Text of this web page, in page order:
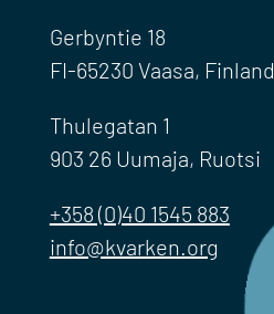
Gerbyntie 18
FI-65230 Vaasa, Finland
Thulegatan 1
903 26 Uumaja, Ruotsi
+358 (0)40 1545 883
info@kvarken.org